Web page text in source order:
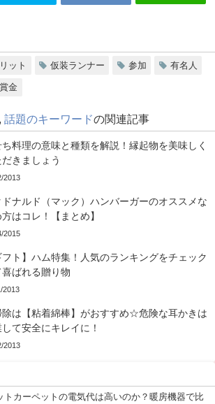
ット 仮装ランナー 参加 有名人
賞金
, 話題のキーワードの関連記事
ち料理の意味と種類を解説！縁起物を美味しく
だきましょう
2013
ドナルド（マック）ハンバーガーのオススメな
はコレ！【まとめ】
2015
フト】ハム特集！人気のランキングをチェック
喜ばれる贈り物
2013
除は【粘着綿棒】がおすすめ☆危険な耳かきは
て安全にキレイに！
2013
トカーペットの電気代は高いのか？暖房機器で比